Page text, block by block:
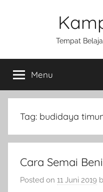
Tempat
Menu
Tag: budidaya
Cara Semai
Posted on 11 Juni 2019